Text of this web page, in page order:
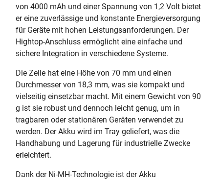
von 4000 mAh und einer Spannung von 1,2 Volt bietet
er eine zuverlässige und konstante Energieversorgung
für Geräte mit hohen Leistungsanforderungen. Der
Hightop-Anschluss ermöglicht eine einfache und
sichere Integration in verschiedene Systeme.
Die Zelle hat eine Höhe von 70 mm und einen
Durchmesser von 18,3 mm, was sie kompakt und
vielseitig einsetzbar macht. Mit einem Gewicht von 90
g ist sie robust und dennoch leicht genug, um in
tragbaren oder stationären Geräten verwendet zu
werden. Der Akku wird im Tray geliefert, was die
Handhabung und Lagerung für industrielle Zwecke
erleichtert.
Dank der Ni-MH-Technologie ist der Akku